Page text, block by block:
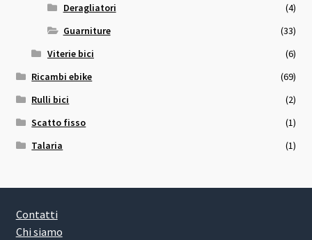
Deragliatori
(4)
Guarniture
(33)
Viterie bici
(6)
Ricambi ebike
(69)
Rulli bici
(2)
Scatto fisso
(1)
Talaria
(1)
Contatti
Chi siamo